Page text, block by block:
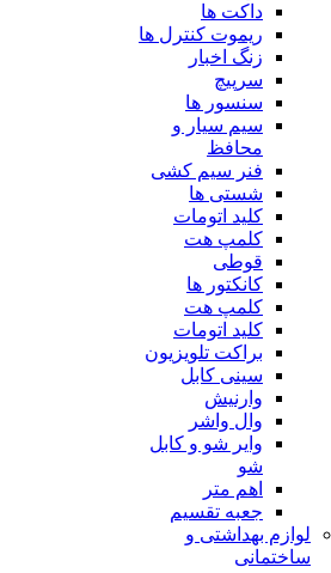
داکت ها
ریموت کنترل ها
زنگ اخبار
سرپیچ
سنسور ها
سیم سیار و
محافظ
فنر سیم کشی
شستی ها
کلید اتومات
کلمپ هت
قوطی
کانکتور ها
کلمپ هت
کلید اتومات
براکت تلویزیون
سینی کابل
وارنیش
وال واشر
وایر شو و کابل
شو
اهم متر
جعبه تقسیم
لوازم بهداشتی و
ساختمانی